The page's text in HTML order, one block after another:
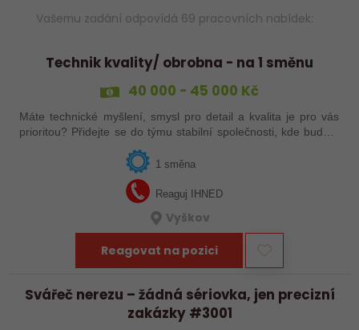
Vašemu zadání odpovídá 69 pracovních nabídek:
Technik kvality/ obrobna - na 1 směnu
40 000 - 45 000 Kč
Máte technické myšlení, smysl pro detail a kvalita je pro vás
prioritou? Přidejte se do týmu stabilní společnosti, kde budete
mít možnost podílet se na zajištění kvality výroby a
1 směna
Reaguj IHNED
Vyškov
Reagovat na pozici
Svářeč nerezu – žádná sériovka, jen precizní
zakázky #3001